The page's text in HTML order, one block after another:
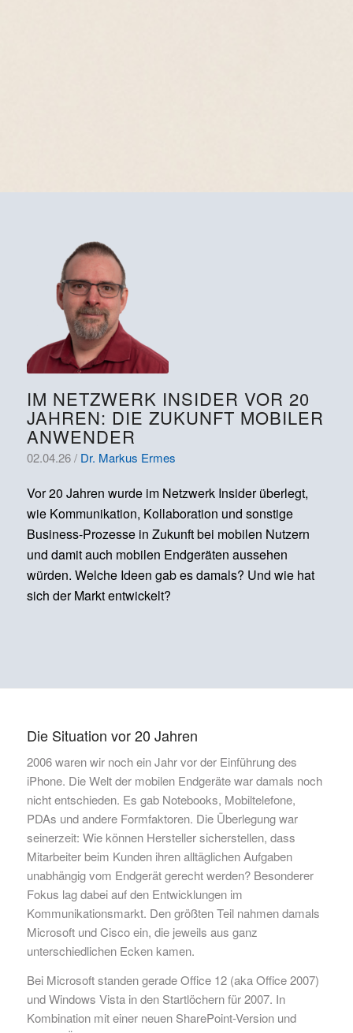
IM NETZWERK INSIDER VOR 20
JAHREN: DIE ZUKUNFT MOBILER
ANWENDER
02.04.26 / Dr. Markus Ermes
Vor 20 Jahren wurde im Netzwerk Insider überlegt,
wie Kommunikation, Kollaboration und sonstige
Business-Prozesse in Zukunft bei mobilen Nutzern
und damit auch mobilen Endgeräten aussehen
würden. Welche Ideen gab es damals? Und wie hat
sich der Markt entwickelt?
Die Situation vor 20 Jahren
2006 waren wir noch ein Jahr vor der Einführung des
iPhone. Die Welt der mobilen Endgeräte war damals noch
nicht entschieden. Es gab Notebooks, Mobiltelefone,
PDAs und andere Formfaktoren. Die Überlegung war
seinerzeit: Wie können Hersteller sicherstellen, dass
Mitarbeiter beim Kunden ihren alltäglichen Aufgaben
unabhängig vom Endgerät gerecht werden? Besonderer
Fokus lag dabei auf den Entwicklungen im
Kommunikationsmarkt. Den größten Teil nahmen damals
Microsoft und Cisco ein, die jeweils aus ganz
unterschiedlichen Ecken kamen.
Bei Microsoft standen gerade Office 12 (aka Office 2007)
und Windows Vista in den Startlöchern für 2007. In
Kombination mit einer neuen SharePoint-Version und